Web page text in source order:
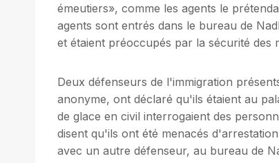
émeutiers», comme les agents le
agents sont entrés dans le bureau de
et étaient préoccupés par la sécurité des
Deux défenseurs de l'immigration
anonyme, ont déclaré qu'ils étaient au
de glace en civil interrogaient des
disent qu'ils ont été menacés
avec un autre défenseur, au bureau de